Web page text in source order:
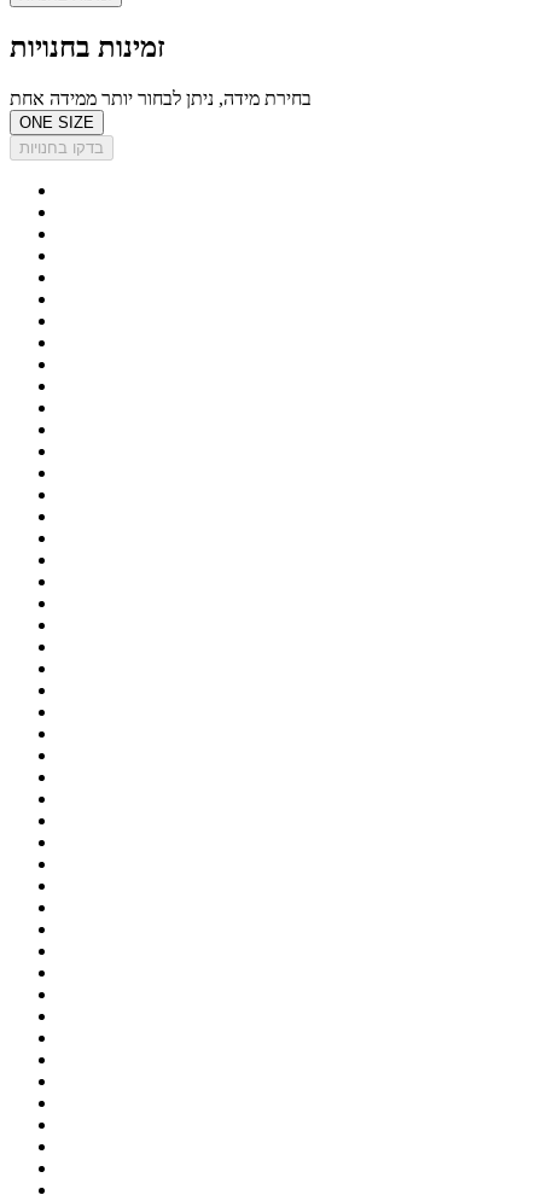
זמינות בחנויות
בחירת מידה, ניתן לבחור יותר ממידה אחת
ONE SIZE
בדקו בחנויות